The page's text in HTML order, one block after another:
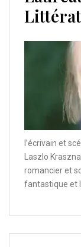
l’écrivain et
Laszlo
romancier et
fantastique et